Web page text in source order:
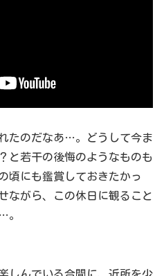
たのだなあ…。どうして今ま
と若干の後悔のようなものも
頃にも鑑賞しておきたかっ
ながら、この休日に観ること
。